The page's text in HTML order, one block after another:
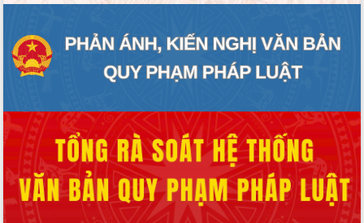
công tác cải cách thủ tục hành chính
tại Trung tâm Phục vụ hành chính
công tỉnh
Đắk Lắk rà soát, điều chỉnh Đề án 190
về phát triển nuôi trồng thủy sản
Phó Chủ tịch UBND tỉnh Đắk Lắk
Trương Công Thái kiểm tra thực địa
Dự án cao tốc Khánh Hòa - Buôn Ma
Thuột